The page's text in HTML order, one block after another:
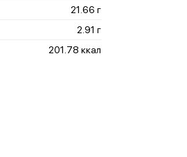
21.66 г
2.91 г
201.78 ккал